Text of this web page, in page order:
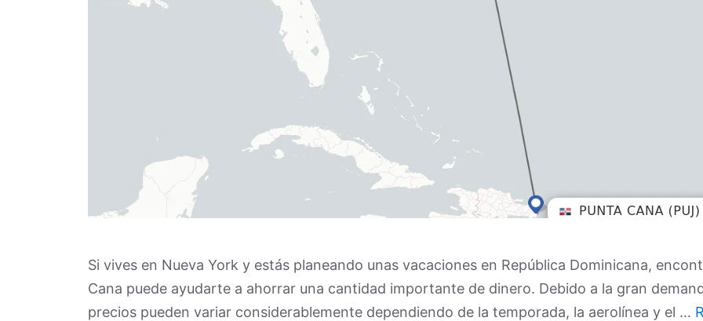
Si vives en Nueva York y estás planeando unas vacaciones en República Dominicana,
Cana puede ayudarte a ahorrar una cantidad importante de dinero. Debido a la gran
precios pueden variar considerablemente dependiendo de la temporada, la aerolínea y el …